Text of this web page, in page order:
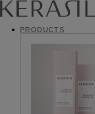
PRODUCTS